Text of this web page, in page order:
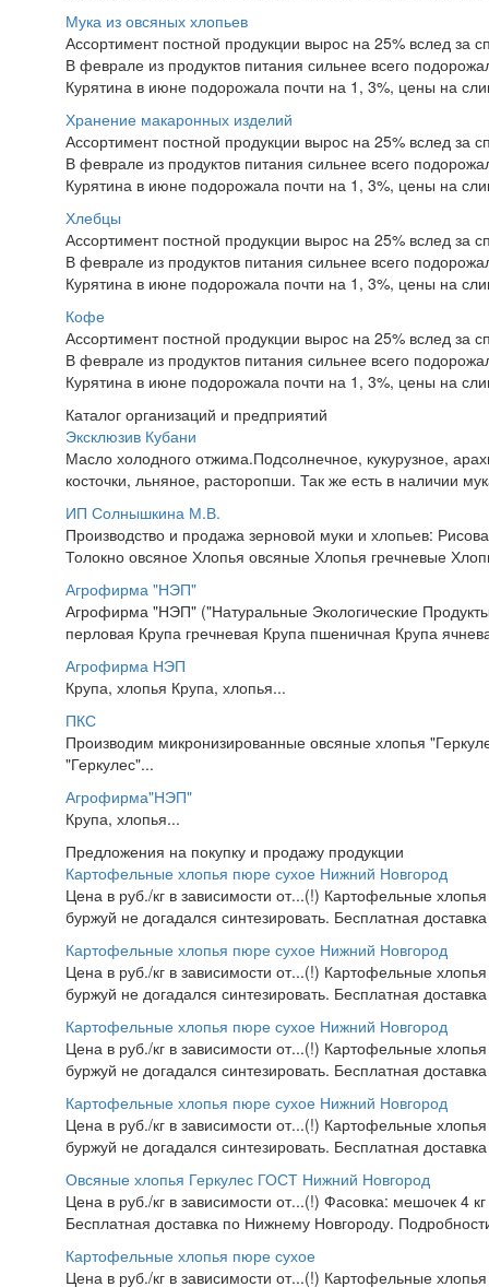
Мука из овсяных хлопьев
Ассортимент постной продукции вырос на 25% вслед за
В феврале из продуктов питания сильнее всего
Курятина в июне подорожала почти на 1, 3%, цены на
Хранение макаронных изделий
Ассортимент постной продукции вырос на 25% вслед за
В феврале из продуктов питания сильнее всего
Курятина в июне подорожала почти на 1, 3%, цены на
Хлебцы
Ассортимент постной продукции вырос на 25% вслед за
В феврале из продуктов питания сильнее всего
Курятина в июне подорожала почти на 1, 3%, цены на
Кофе
Ассортимент постной продукции вырос на 25% вслед за
В феврале из продуктов питания сильнее всего
Курятина в июне подорожала почти на 1, 3%, цены на
Каталог организаций и предприятий
Эксклюзив Кубани
Масло холодного отжима.Подсолнечное, кукурузное,
косточки, льняное, расторопши. Так же есть в наличии
ИП Солнышкина М.В.
Производство и продажа зерновой муки и хлопьев:
Толокно овсяное Хлопья овсяные Хлопья гречневые
Агрофирма "НЭП"
Агрофирма "НЭП" ("Натуральные Экологические
перловая Крупа гречневая Крупа пшеничная Крупа
Агрофирма НЭП
Крупа, хлопья Крупа, хлопья...
ПКС
Производим микронизированные овсяные хлопья
"Геркулес"...
Агрофирма"НЭП"
Крупа, хлопья...
Предложения на покупку и продажу продукции
Картофельные хлопья пюре сухое Нижний Новгород
Цена в руб./кг в зависимости от...(!) Картофельные
буржуй не догадался синтезировать. Бесплатная
Картофельные хлопья пюре сухое Нижний Новгород
Цена в руб./кг в зависимости от...(!) Картофельные
буржуй не догадался синтезировать. Бесплатная
Картофельные хлопья пюре сухое Нижний Новгород
Цена в руб./кг в зависимости от...(!) Картофельные
буржуй не догадался синтезировать. Бесплатная
Картофельные хлопья пюре сухое Нижний Новгород
Цена в руб./кг в зависимости от...(!) Картофельные
буржуй не догадался синтезировать. Бесплатная
Овсяные хлопья Геркулес ГОСТ Нижний Новгород
Цена в руб./кг в зависимости от...(!) Фасовка: мешочек 4
Бесплатная доставка по Нижнему Новгороду.
Картофельные хлопья пюре сухое
Цена в руб./кг в зависимости от...(!) Картофельные